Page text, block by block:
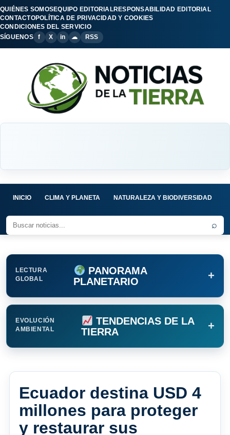
QUIÉNES SOMOSEQUIPO EDITORIALRESPONSABILIDAD EDITORIAL
CONTACTOPOLÍTICA DE PRIVACIDAD Y COOKIES
CONDICIONES DEL SERVICIO
SÍGUENOS
f X in ☁ RSS
INICIO CLIMA Y PLANETA NATURALEZA Y BIODIVERSIDAD
⌕
LECTURA
GLOBAL
PANORAMA
PLANETARIO
+
EVOLUCIÓN
AMBIENTAL
TENDENCIAS DE LA
TIERRA
+
Ecuador destina USD 4
millones para proteger
y restaurar sus